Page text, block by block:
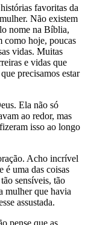
favoritas da
Não existem
nome na Bíblia,
como hoje, poucas
vidas. Muitas
e vidas que
precisamos estar
Ela não só
ao redor, mas
isso ao longo
Acho incrível
é uma das coisas
sensíveis, tão
mulher que havia
assustada.
pense que as